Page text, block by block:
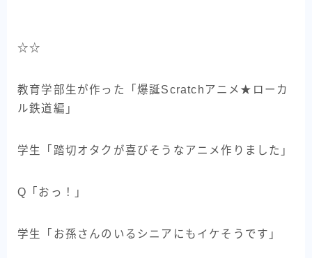
☆☆
教育学部生が作った「爆誕Scratchアニメ★ローカ
ル鉄道編」
学生「踏切オタクが喜びそうなアニメ作りました」
Q「おっ！」
学生「お孫さんのいるシニアにもイケそうです」